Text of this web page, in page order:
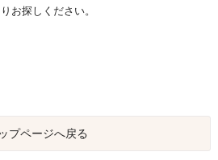
お探しください。
プページへ戻る